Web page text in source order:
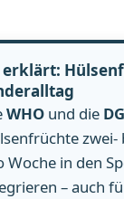
WHOund die
zwei-
Woche in den
– auch